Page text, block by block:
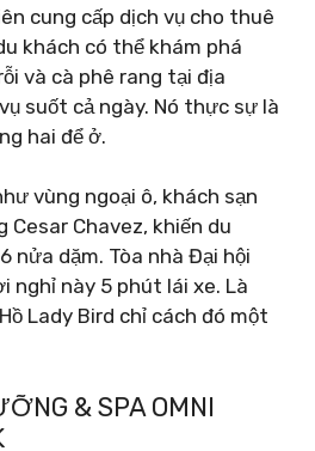
cung cấp dịch vụ cho thuê
khách có thể khám phá
và cà phê rang tại địa
suốt cả ngày. Nó thực sự là
hai để ở.
vùng ngoại ô, khách sạn
Chavez, khiến du
nửa dặm. Tòa nhà Đại hội
nghỉ này 5 phút lái xe. Là
Lady Bird chỉ cách đó một
& SPA OMNI